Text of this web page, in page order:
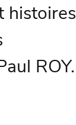
histoires
ROY.